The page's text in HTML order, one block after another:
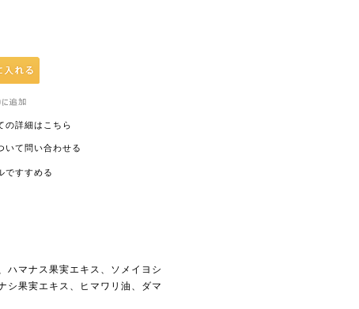
の詳細はこちら
いて問い合わせる
ですすめる
ハマナス果実エキス、ソメイヨシ
シ果実エキス、ヒマワリ油、ダマ